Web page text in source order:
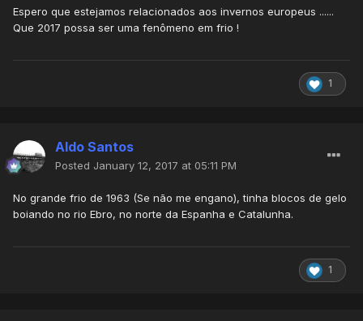
Espero que estejamos relacionados aos invernos europeus ......
Que 2017 possa ser uma fenômeno em frio !
1
Aldo Santos
Posted January 12, 2017 at 05:11 PM
No grande frio de 1963 (Se não me engano), tinha blocos de gelo
boiando no rio Ebro, no norte da Espanha e Catalunha.
1